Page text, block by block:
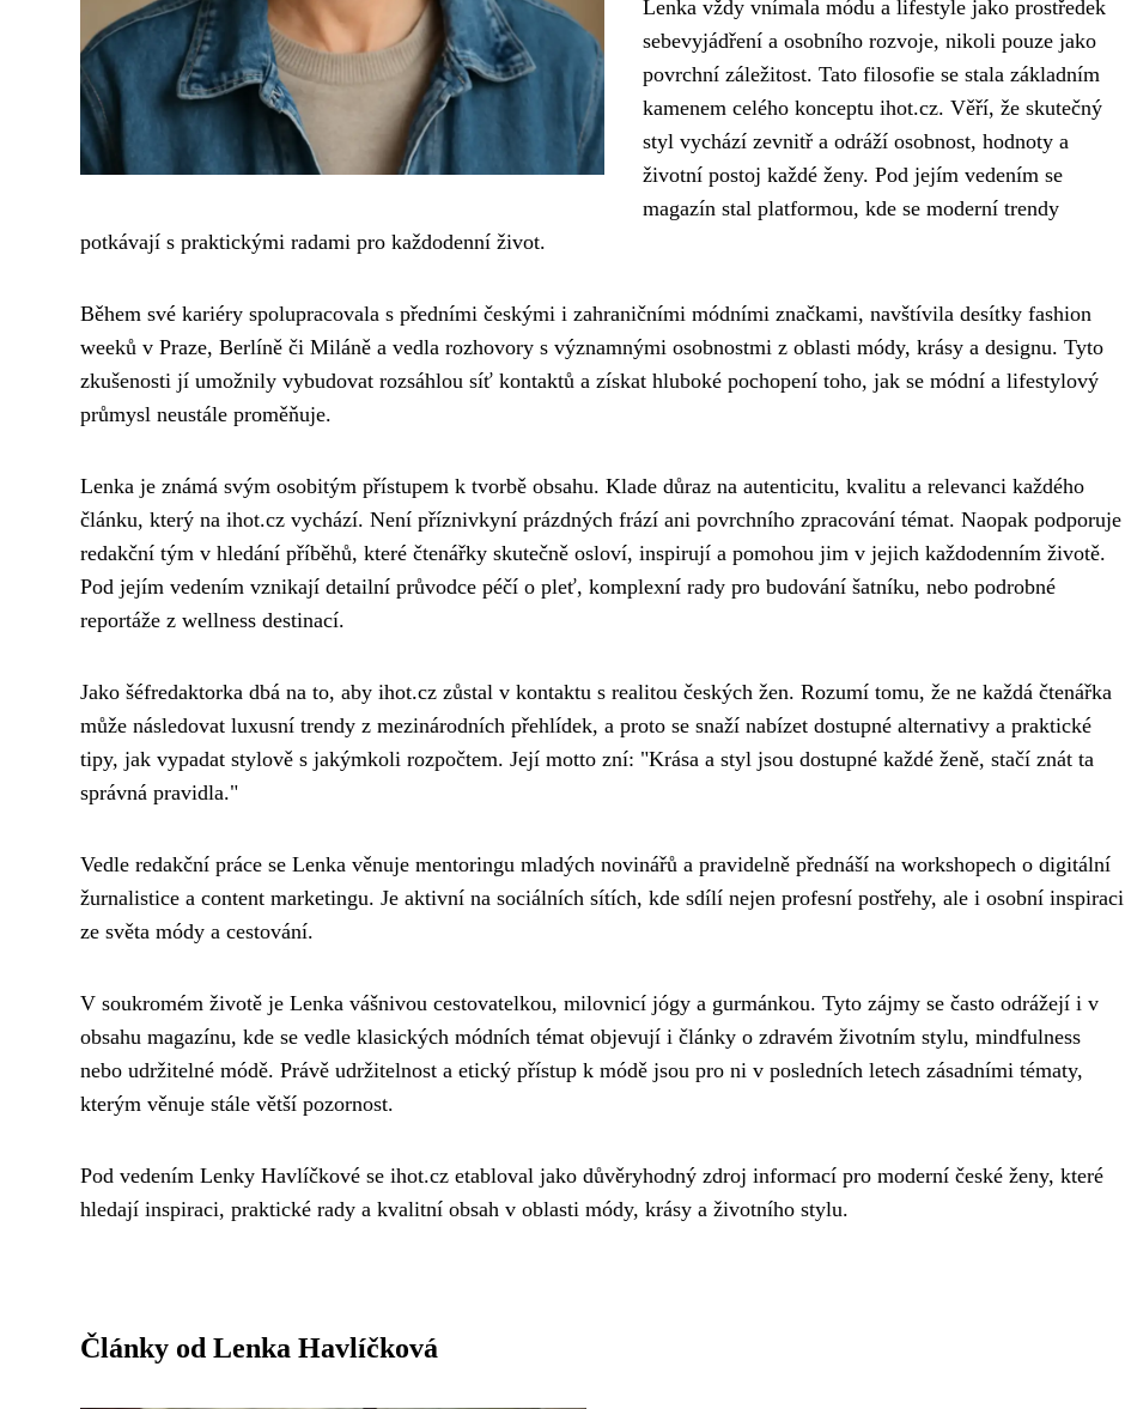
Lenka vždy vnímala módu a lifestyle jako prostředek
sebevyjádření a osobního rozvoje, nikoli pouze jako
povrchní záležitost. Tato filosofie se stala základním
kamenem celého konceptu ihot.cz. Věří, že skutečný
styl vychází zevnitř a odráží osobnost, hodnoty a
životní postoj každé ženy. Pod jejím vedením se
magazín stal platformou, kde se moderní trendy
potkávají s praktickými radami pro každodenní život.
Během své kariéry spolupracovala s předními českými i zahraničními módními značkami, navštívila desítky fashion
weeků v Praze, Berlíně či Miláně a vedla rozhovory s významnými osobnostmi z oblasti módy, krásy a designu. Tyto
zkušenosti jí umožnily vybudovat rozsáhlou síť kontaktů a získat hluboké pochopení toho, jak se módní a lifestylový
průmysl neustále proměňuje.
Lenka je známá svým osobitým přístupem k tvorbě obsahu. Klade důraz na autenticitu, kvalitu a relevanci každého
článku, který na ihot.cz vychází. Není příznivkyní prázdných frází ani povrchního zpracování témat. Naopak podporuje
redakční tým v hledání příběhů, které čtenářky skutečně osloví, inspirují a pomohou jim v jejich každodenním životě.
Pod jejím vedením vznikají detailní průvodce péčí o pleť, komplexní rady pro budování šatníku, nebo podrobné
reportáže z wellness destinací.
Jako šéfredaktorka dbá na to, aby ihot.cz zůstal v kontaktu s realitou českých žen. Rozumí tomu, že ne každá čtenářka
může následovat luxusní trendy z mezinárodních přehlídek, a proto se snaží nabízet dostupné alternativy a praktické
tipy, jak vypadat stylově s jakýmkoli rozpočtem. Její motto zní: "Krása a styl jsou dostupné každé ženě, stačí znát ta
správná pravidla."
Vedle redakční práce se Lenka věnuje mentoringu mladých novinářů a pravidelně přednáší na workshopech o digitální
žurnalistice a content marketingu. Je aktivní na sociálních sítích, kde sdílí nejen profesní postřehy, ale i osobní inspiraci
ze světa módy a cestování.
V soukromém životě je Lenka vášnivou cestovatelkou, milovnicí jógy a gurmánkou. Tyto zájmy se často odrážejí i v
obsahu magazínu, kde se vedle klasických módních témat objevují i články o zdravém životním stylu, mindfulness
nebo udržitelné módě. Právě udržitelnost a etický přístup k módě jsou pro ni v posledních letech zásadními tématy,
kterým věnuje stále větší pozornost.
Pod vedením Lenky Havlíčkové se ihot.cz etabloval jako důvěryhodný zdroj informací pro moderní české ženy, které
hledají inspiraci, praktické rady a kvalitní obsah v oblasti módy, krásy a životního stylu.
Články od Lenka Havlíčková